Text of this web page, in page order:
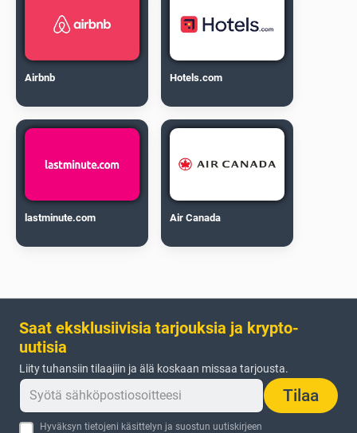
Airbnb Hotels.com
lastminute.com Air Canada
Saat eksklusiivisia tarjouksia ja krypto-
uutisia
Liity tuhansiin tilaajiin ja älä koskaan missaa tarjousta.
Tilaa
Hyväksyn tietojeni käsittelyn ja suostun uutiskirjeen